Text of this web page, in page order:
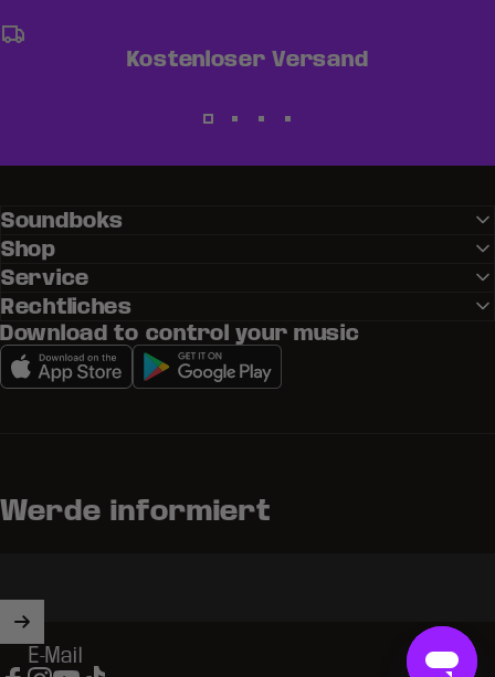
Kostenloser Versand
Soundboks
Shop
Service
Rechtliches
Download to control your music
Werde informiert
E-Mail